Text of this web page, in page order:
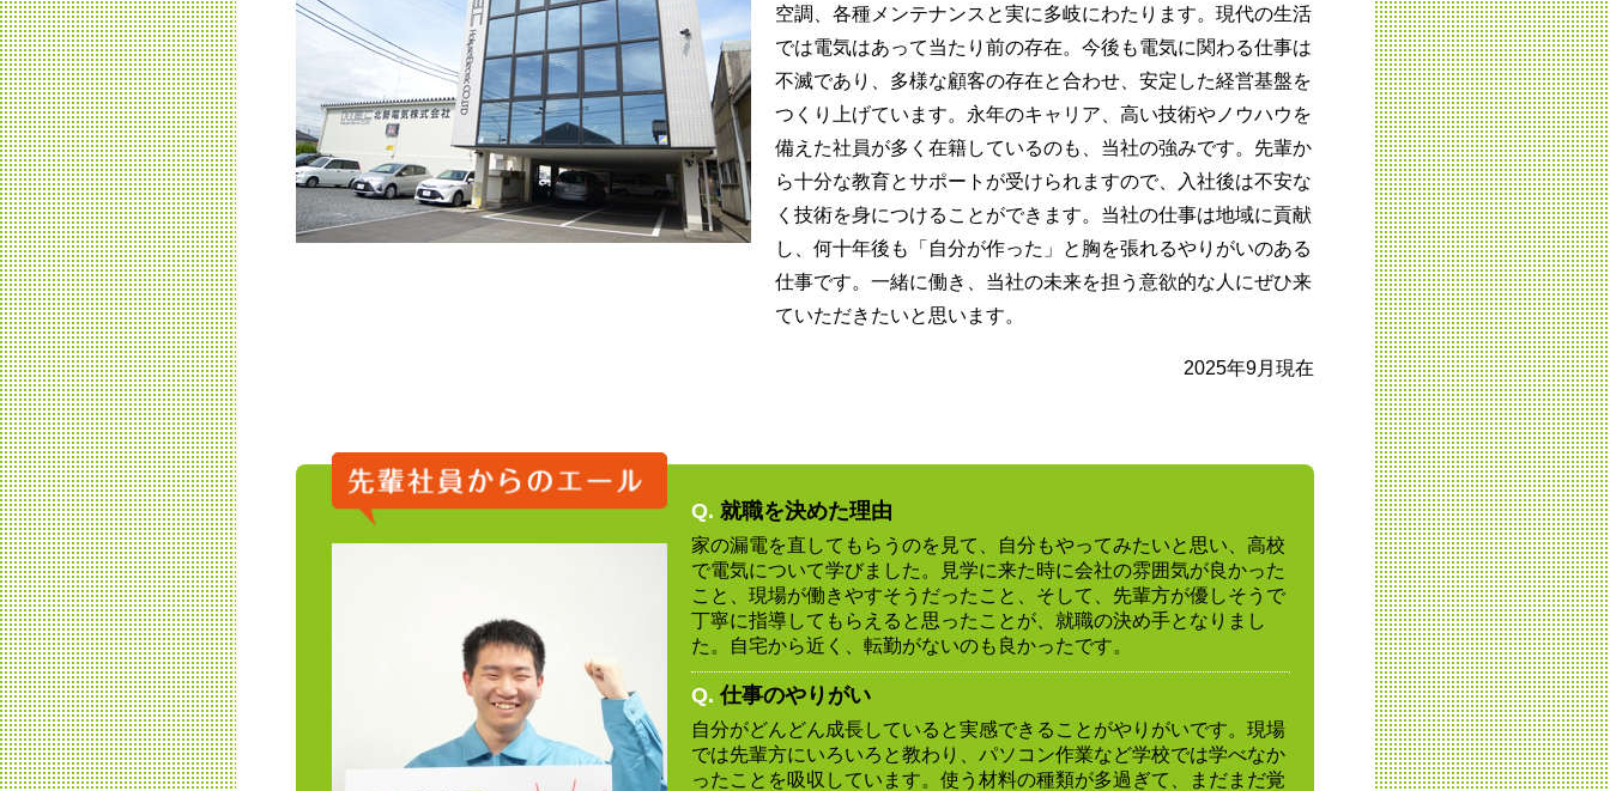
空調、各種メンテナンスと実に多岐にわたります。現代の生活
では電気はあって当たり前の存在。今後も電気に関わる仕事は
不滅であり、多様な顧客の存在と合わせ、安定した経営基盤を
つくり上げています。永年のキャリア、高い技術やノウハウを
備えた社員が多く在籍しているのも、当社の強みです。先輩か
ら十分な教育とサポートが受けられますので、入社後は不安な
く技術を身につけることができます。当社の仕事は地域に貢献
し、何十年後も「自分が作った」と胸を張れるやりがいのある
仕事です。一緒に働き、当社の未来を担う意欲的な人にぜひ来
ていただきたいと思います。
2025年9月現在
Q. 就職を決めた理由
家の漏電を直してもらうのを見て、自分もやってみたいと思い、高校
で電気について学びました。見学に来た時に会社の雰囲気が良かった
こと、現場が働きやすそうだったこと、そして、先輩方が優しそうで
丁寧に指導してもらえると思ったことが、就職の決め手となりまし
た。自宅から近く、転勤がないのも良かったです。
Q. 仕事のやりがい
自分がどんどん成長していると実感できることがやりがいです。現場
では先輩方にいろいろと教わり、パソコン作業など学校では学べなか
ったことを吸収しています。使う材料の種類が多過ぎて、まだまだ覚